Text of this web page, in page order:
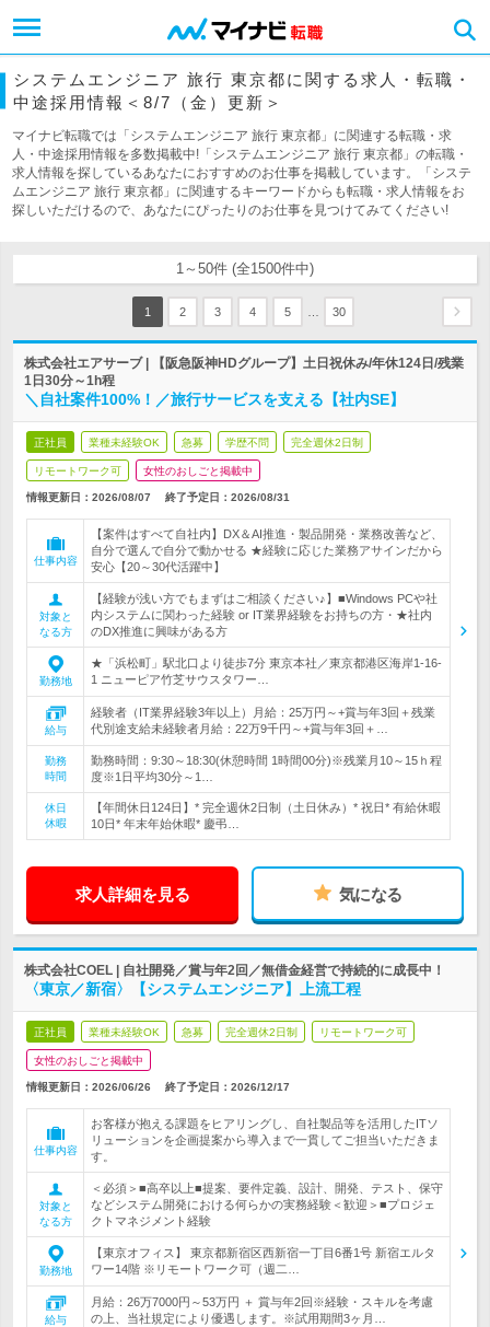
システムエンジニア 旅行 東京都に関する求人・転職・
中途採用情報＜8/7（金）更新＞
マイナビ転職では「システムエンジニア 旅行 東京都」に関連する転職・求
人・中途採用情報を多数掲載中!「システムエンジニア 旅行 東京都」の転職・
求人情報を探しているあなたにおすすめのお仕事を掲載しています。「システ
ムエンジニア 旅行 東京都」に関連するキーワードからも転職・求人情報をお
探しいただけるので、あなたにぴったりのお仕事を見つけてみてください!
1～50件 (全1500件中)
1 2 3 4 5 30
株式会社エアサーブ | 【阪急阪神HDグループ】土日祝休み/年休124日/残業
1日30分～1h程
＼自社案件100%！／旅行サービスを支える【社内SE】
正社員 業種未経験OK 急募 学歴不問 完全週休2日制
リモートワーク可 女性のおしごと掲載中
情報更新日：2026/08/07 終了予定日： 2026/08/31
仕事内容
【案件はすべて自社内】DX＆AI推進・製品開発・業務改善など、
自分で選んで自分で動かせる ★経験に応じた業務アサインだから
安心【20～30代活躍中】
対象と
なる方
【経験が浅い方でもまずはご相談ください♪】■Windows PCや社
内システムに関わった経験 or IT業界経験をお持ちの方・★社内
のDX推進に興味がある方
勤務地
★「浜松町」駅北口より徒歩7分 東京本社／東京都港区海岸1-16-
1 ニューピア竹芝サウスタワー…
給与
経験者（IT業界経験3年以上）月給：25万円～+賞与年3回＋残業
代別途支給未経験者月給：22万9千円～+賞与年3回＋…
勤務
時間
勤務時間：9:30～18:30(休憩時間 1時間00分)※残業月10～15ｈ程
度※1日平均30分～1…
休日
休暇
【年間休日124日】* 完全週休2日制（土日休み）* 祝日* 有給休暇
10日* 年末年始休暇* 慶弔…
求人詳細を見る 気になる
株式会社COEL | 自社開発／賞与年2回／無借金経営で持続的に成長中！
〈東京／新宿〉【システムエンジニア】上流工程
正社員 業種未経験OK 急募 完全週休2日制 リモートワーク可
女性のおしごと掲載中
情報更新日：2026/06/26 終了予定日： 2026/12/17
仕事内容
お客様が抱える課題をヒアリングし、自社製品等を活用したITソ
リューションを企画提案から導入まで一貫してご担当いただきま
す。
対象と
なる方
＜必須＞■高卒以上■提案、要件定義、設計、開発、テスト、保守
などシステム開発における何らかの実務経験＜歓迎＞■プロジェ
クトマネジメント経験
勤務地
【東京オフィス】 東京都新宿区西新宿一丁目6番1号 新宿エルタ
ワー14階 ※リモートワーク可（週二…
給与
月給：26万7000円～53万円 ＋ 賞与年2回※経験・スキルを考慮
の上、当社規定により優遇します。※試用期間3ヶ月…